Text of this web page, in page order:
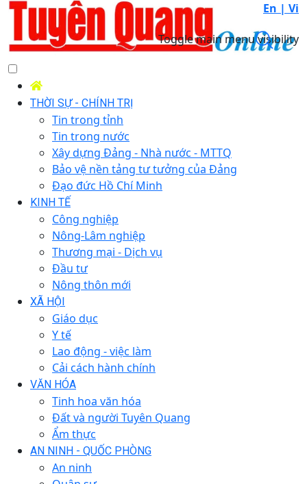
En | Vi
Toggle main menu visibility
THỜI SỰ - CHÍNH TRỊ
Tin trong tỉnh
Tin trong nước
Xây dựng Đảng - Nhà nước - MTTQ
Bảo vệ nền tảng tư tưởng của Đảng
Đạo đức Hồ Chí Minh
KINH TẾ
Công nghiệp
Nông-Lâm nghiệp
Thương mại - Dịch vụ
Đầu tư
Nông thôn mới
XÃ HỘI
Giáo dục
Y tế
Lao động - việc làm
Cải cách hành chính
VĂN HÓA
Tinh hoa văn hóa
Đất và người Tuyên Quang
Ẩm thực
AN NINH - QUỐC PHÒNG
An ninh